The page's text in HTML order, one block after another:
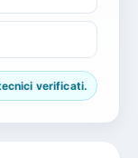
verificati.